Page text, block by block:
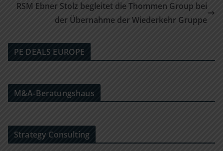
RSM Ebner Stolz begleitet die Thommen Group bei
der Übernahme der Wiederkehr Gruppe
PE DEALS EUROPE
M&A-Beratungshaus
Strategy Consulting